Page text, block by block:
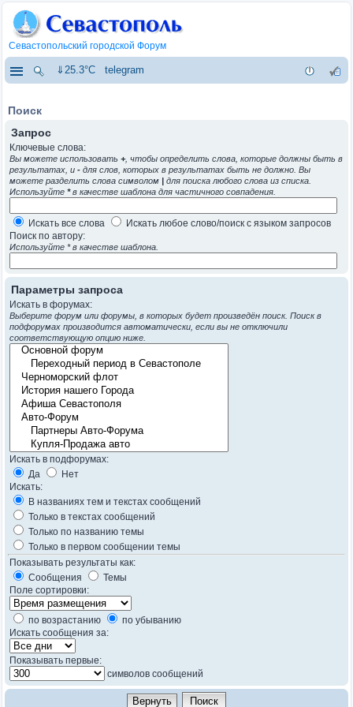
Севастопольский городской Форум
⇓25.3°C telegram
Поиск
Запрос
Ключевые слова:
Вы можете использовать +, чтобы определить слова, которые должны быть в
результатах, и - для слов, которых в результатах быть не должно. Вы
можете разделить слова символом | для поиска любого слова из списка.
Используйте *в качестве шаблона для частичного совпадения.
Искать все слова
Искать любое слово/поиск с языком запросов
Поиск по автору:
Используйте * в качестве шаблона.
Параметры запроса
Искать в форумах:
Выберите форум или форумы, в которых будет произведён поиск. Поиск в
подфорумах производится автоматически, если вы не отключили
соответствующую опцию ниже.
Искать в подфорумах:
Да
Нет
Искать:
В названиях тем и текстах сообщений
Только в текстах сообщений
Только по названию темы
Только в первом сообщении темы
Показывать результаты как:
Сообщения
Темы
Поле сортировки:
по возрастанию
по убыванию
Искать сообщения за:
Показывать первые:
символов сообщений